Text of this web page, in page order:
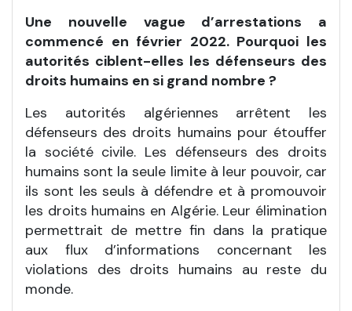
Une nouvelle vague d’arrestations a
commencé en février 2022. Pourquoi les
autorités ciblent-elles les défenseurs des
droits humains en si grand nombre ?
Les autorités algériennes arrêtent les
défenseurs des droits humains pour étouffer
la société civile. Les défenseurs des droits
humains sont la seule limite à leur pouvoir, car
ils sont les seuls à défendre et à promouvoir
les droits humains en Algérie. Leur élimination
permettrait de mettre fin dans la pratique
aux flux d’informations concernant les
violations des droits humains au reste du
monde.